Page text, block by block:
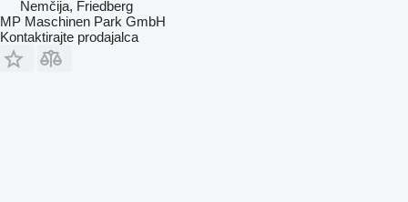
Nemčija, Friedberg
MP Maschinen Park GmbH
Kontaktirajte prodajalca